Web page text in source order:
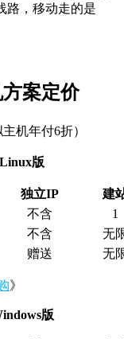
路，移动走的是
方案定价
主机年付6折）
版
独立IP
建
不含
1
不含
无
赠送 无
》
版